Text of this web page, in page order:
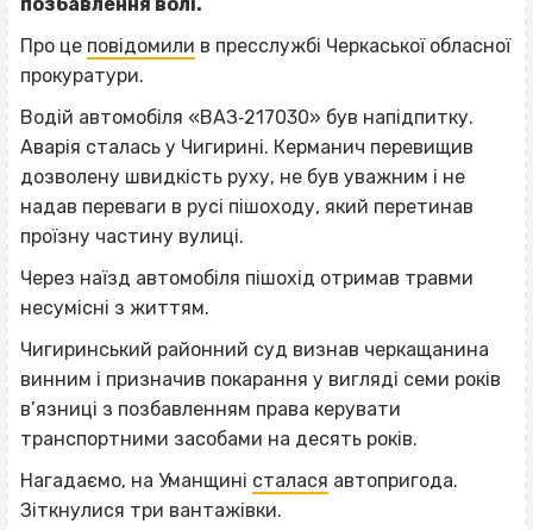
позбавлення волі.
Про це повідомили в пресслужбі Черкаської обласної
прокуратури.
Водій автомобіля «ВАЗ‐217030» був напідпитку.
Аварія сталась у Чигирині. Керманич перевищив
дозволену швидкість руху, не був уважним і не
надав переваги в русі пішоходу, який перетинав
проїзну частину вулиці.
Через наїзд автомобіля пішохід отримав травми
несумісні з життям.
Чигиринський районний суд визнав черкащанина
винним і призначив покарання у вигляді семи років
в’язниці з позбавленням права керувати
транспортними засобами на десять років.
Нагадаємо, на Уманщині сталася автопригода.
Зіткнулися три вантажівки.